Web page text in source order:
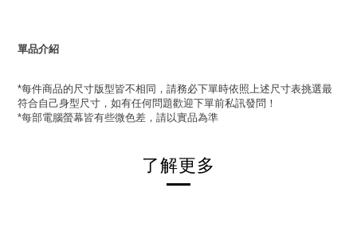
單品介紹
*每件商品的尺寸版型皆不相同，請務必下單時依照上述尺寸表挑選最
符合自己身型尺寸，如有任何問題歡迎下單前私訊發問！
*每部電腦螢幕皆有些微色差，請以實品為準
了解更多